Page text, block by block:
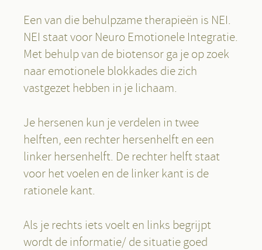
Een van die behulpzame therapieën is NEI.
NEI staat voor Neuro Emotionele Integratie.
Met behulp van de biotensor ga je op zoek
naar emotionele blokkades die zich
vastgezet hebben in je lichaam.
Je hersenen kun je verdelen in twee
helften, een rechter hersenhelft en een
linker hersenhelft. De rechter helft staat
voor het voelen en de linker kant is de
rationele kant.
Als je rechts iets voelt en links begrijpt
wordt de informatie/ de situatie goed